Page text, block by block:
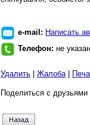
e-mail: Написать
Телефон: не указан
Удалить Жалоба|
Поделиться с